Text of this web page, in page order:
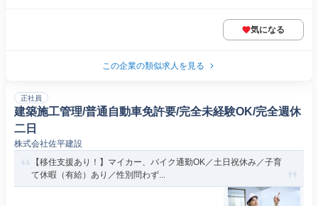
気になる
この企業の類似求人を見る
正社員
建築施工管理/普通自動車免許要/完全未経験OK/完全週休
二日
株式会社佐平建設
【移住支援あり！】マイカー、バイク通勤OK／土日祝休み／子育
て休暇（有給）あり／性別問わず...